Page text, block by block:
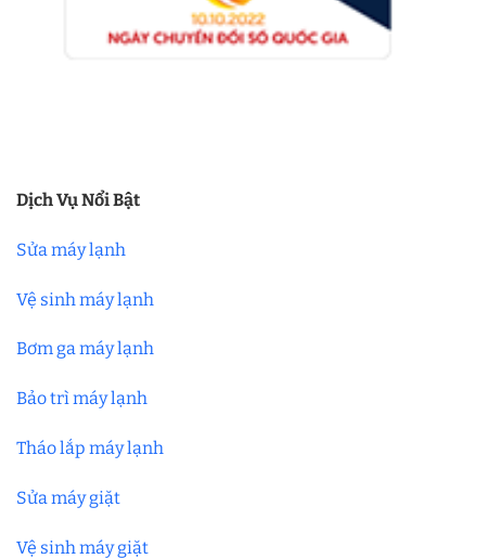
Dịch Vụ Nổi Bật
Sửa máy lạnh
Vệ sinh máy lạnh
Bơm ga máy lạnh
Bảo trì máy lạnh
Tháo lắp máy lạnh
Sửa máy giặt
Vệ sinh máy giặt